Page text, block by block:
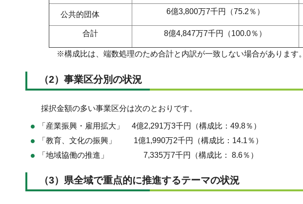
公共的団体 6億3,800万7千円（75.2％）
合計 8億4,847万7千円（100.0％）
※構成比は、端数処理のため合計と内訳が一致しない場合があります。
（2）事業区分別の状況
採択金額の多い事業区分は次のとおりです。
「産業振興・雇用拡大」 4億2,291万3千円（構成比：49.8％）
「教育、文化の振興」 1億1,990万2千円（構成比：14.1％）
「地域協働の推進」 7,335万7千円（構成比： 8.6％）
（3）県全域で重点的に推進するテーマの状況